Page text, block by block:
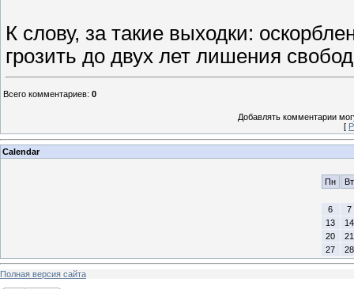
К слову, за такие выходки:
грозить до двух лет лишения
Всего комментариев: 0
Добавлять комментарии
[
Calendar
Пн Вт
6
7
13
14
20
21
27
28
Полная версия сайта